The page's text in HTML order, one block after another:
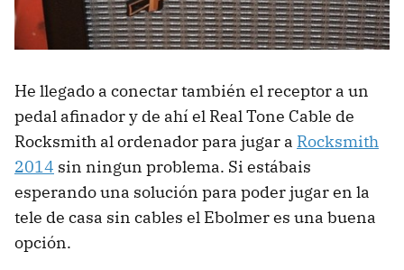
He llegado a conectar también el receptor a un
pedal afinador y de ahí el Real Tone Cable de
Rocksmith al ordenador para jugar a Rocksmith
2014 sin ningun problema. Si estábais
esperando una solución para poder jugar en la
tele de casa sin cables el Ebolmer es una buena
opción.